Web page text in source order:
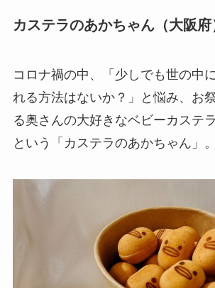
カステラのあかちゃん（大阪府
コロナ禍の中、「少しでも世の中
れる方法はないか？」と悩み、お
る奥さんの大好きなベビーカステ
という「カステラのあかちゃん」。